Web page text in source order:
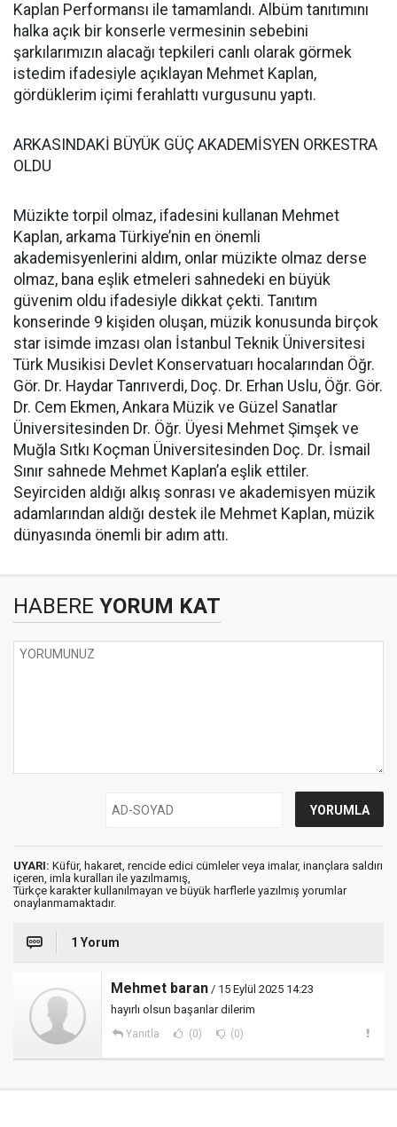
Kaplan Performansı ile tamamlandı. Albüm tanıtımını
halka açık bir konserle vermesinin sebebini
şarkılarımızın alacağı tepkileri canlı olarak görmek
istedim ifadesiyle açıklayan Mehmet Kaplan,
gördüklerim içimi ferahlattı vurgusunu yaptı.
ARKASINDAKİ BÜYÜK GÜÇ AKADEMİSYEN ORKESTRA
OLDU
Müzikte torpil olmaz, ifadesini kullanan Mehmet
Kaplan, arkama Türkiye’nin en önemli
akademisyenlerini aldım, onlar müzikte olmaz derse
olmaz, bana eşlik etmeleri sahnedeki en büyük
güvenim oldu ifadesiyle dikkat çekti. Tanıtım
konserinde 9 kişiden oluşan, müzik konusunda birçok
star isimde imzası olan İstanbul Teknik Üniversitesi
Türk Musikisi Devlet Konservatuarı hocalarından Öğr.
Gör. Dr. Haydar Tanrıverdi, Doç. Dr. Erhan Uslu, Öğr. Gör.
Dr. Cem Ekmen, Ankara Müzik ve Güzel Sanatlar
Üniversitesinden Dr. Öğr. Üyesi Mehmet Şimşek ve
Muğla Sıtkı Koçman Üniversitesinden Doç. Dr. İsmail
Sınır sahnede Mehmet Kaplan’a eşlik ettiler.
Seyirciden aldığı alkış sonrası ve akademisyen müzik
adamlarından aldığı destek ile Mehmet Kaplan, müzik
dünyasında önemli bir adım attı.
HABERE YORUM KAT
UYARI: Küfür, hakaret, rencide edici cümleler veya imalar, inançlara saldırı
içeren, imla kuralları ile yazılmamış,
Türkçe karakter kullanılmayan ve büyük harflerle yazılmış yorumlar
onaylanmamaktadır.
1 Yorum
Mehmet baran / 15 Eylül 2025 14:23
hayırlı olsun başarılar dilerim
Yanıtla (0) (0)